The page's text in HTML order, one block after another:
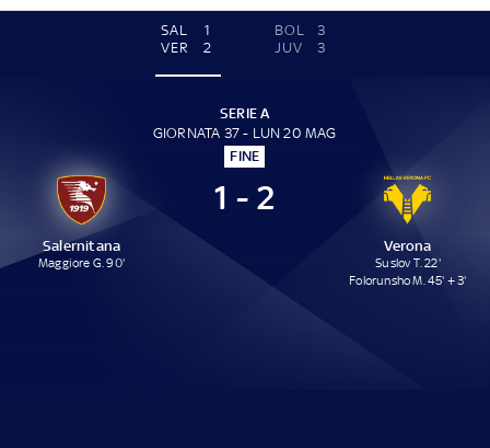
SAL
1
VER
2
BOL
3
JUV
3
SERIE A
GIORNATA 37 - LUN 20 MAG
FINE
Salernitana
Maggiore G. 90'
1 - 2
Verona
Suslov T. 22'
Folorunsho M. 45' + 3'